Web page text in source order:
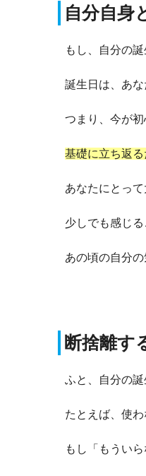
自分自身
もし、自分の
誕生日は、あ
つまり、今が初
基礎に立ち返
あなたにとっ
少しでも感じ
あの頃の自分
断捨離す
ふと、自分の
たとえば、使
もし「もうい